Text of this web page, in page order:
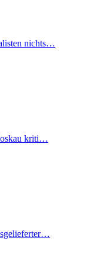
nichts…
kriti…